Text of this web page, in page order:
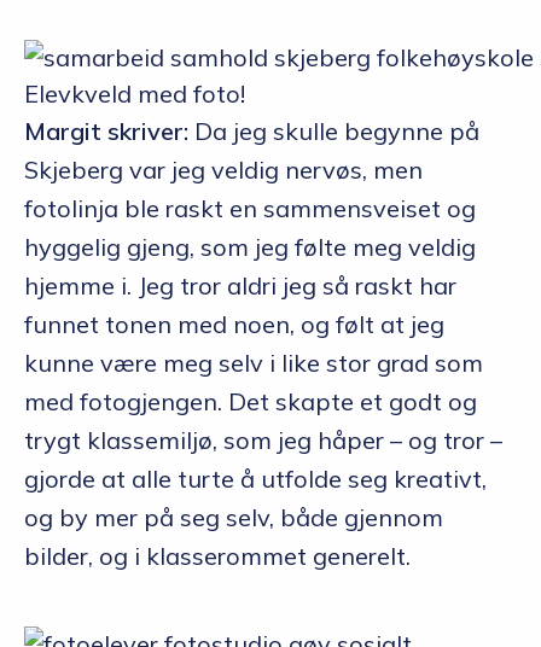
Elevkveld med foto!
Margit skriver: Da jeg skulle begynne på
Skjeberg var jeg veldig nervøs, men
fotolinja ble raskt en sammensveiset og
hyggelig gjeng, som jeg følte meg veldig
hjemme i. Jeg tror aldri jeg så raskt har
funnet tonen med noen, og følt at jeg
kunne være meg selv i like stor grad som
med fotogjengen. Det skapte et godt og
trygt klassemiljø, som jeg håper – og tror –
gjorde at alle turte å utfolde seg kreativt,
og by mer på seg selv, både gjennom
bilder, og i klasserommet generelt.